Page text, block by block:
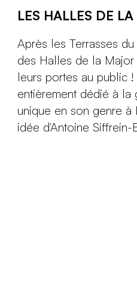
LES HALLES DE
Après les Terrasses
des Halles de la Major
leurs portes au public
entièrement dédié à la
unique en son genre à
idée d'Antoine Siffrein-